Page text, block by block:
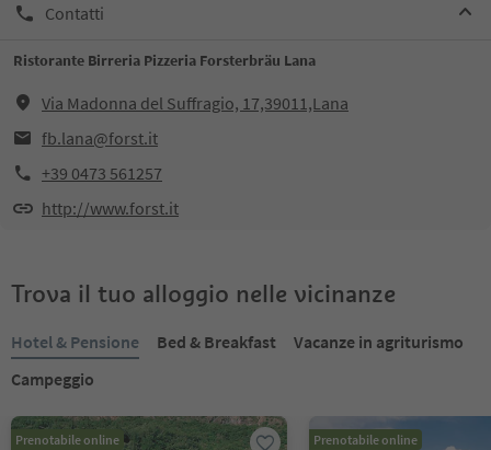
Contatti
Ristorante Birreria Pizzeria Forsterbräu Lana
Via Madonna del Suffragio, 17,39011,Lana
fb.lana@forst.it
+39 0473 561257
http://www.forst.it
Trova il tuo alloggio nelle vicinanze
Hotel & Pensione Bed & Breakfast
Vacanze in agriturismo
Campeggio
Prenotabile online Prenotabile online